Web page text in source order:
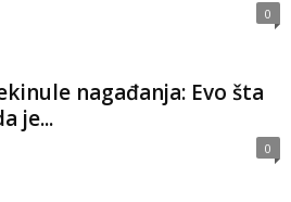
0
nagađanja: Evo šta
je...
0